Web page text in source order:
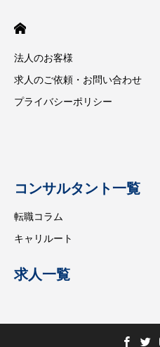
法人のお客様
求人のご依頼・お問い合わせ
プライバシーポリシー
コンサルタント一覧
転職コラム
キャリルート
求人一覧